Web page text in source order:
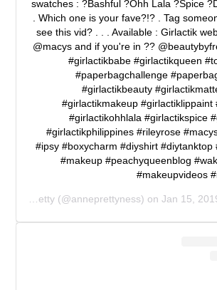
swatches : ?Bashful ?Ohh Lala ?Spice
. Which one is your fave?!? . Tag
see this vid? . . . Available : Girlactik
@macys and if you're in ??
#girlactikbabe #girlactikqueen
#paperbagchallenge
#girlactikbeauty
#girlactikmakeup #girlactiklippaint
#girlactikohhlala #girlactikspice
#girlactikphilippines #rileyrose
#ipsy #boxycharm #diyshirt #diytanktop
#makeup #peachyqueenblog
#makeupvideos
Anne Pretty(@anneprettyness) on Jan 15,